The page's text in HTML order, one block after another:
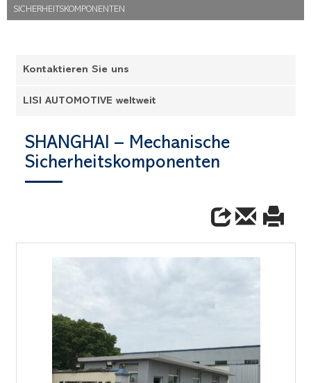
SICHERHEITSKOMPONENTEN
Kontaktieren Sie uns
LISI AUTOMOTIVE weltweit
SHANGHAI – Mechanische
Sicherheitskomponenten